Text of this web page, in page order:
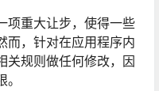
项重大让步，使得一些
而，针对在应用程序内
关规则做任何修改，因